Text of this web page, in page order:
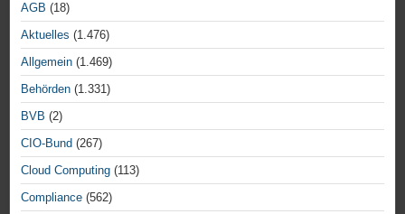
AGB (18)
Aktuelles (1.476)
Allgemein (1.469)
Behörden (1.331)
BVB (2)
CIO-Bund (267)
Cloud Computing (113)
Compliance (562)